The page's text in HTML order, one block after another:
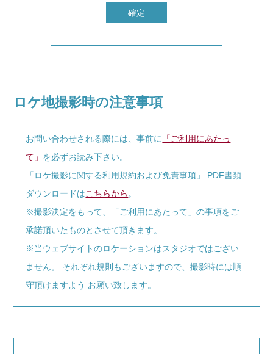
ロケ地撮影時の注意事項
お問い合わせされる際には、事前に 「ご利用にあたっ
て」 を必ずお読み下さい。
「ロケ撮影に関する利用規約および免責事項」 PDF書類
ダウンロードはこちらから。
※撮影決定をもって、「ご利用にあたって」の事項をご
承諾頂いたものとさせて頂きます。
※当ウェブサイトのロケーションはスタジオではござい
ません。 それぞれ規則もございますので、撮影時には順
守頂けますよう お願い致します。